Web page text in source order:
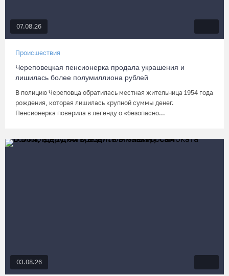
07.08.26
Происшествия
Череповецкая пенсионерка продала украшения и
лишилась более полумиллиона рублей
В полицию Череповца обратилась местная жительница 1954 года
рождения, которая лишилась крупной суммы денег.
Пенсионерка поверила в легенду о «безопасно...
03.08.26